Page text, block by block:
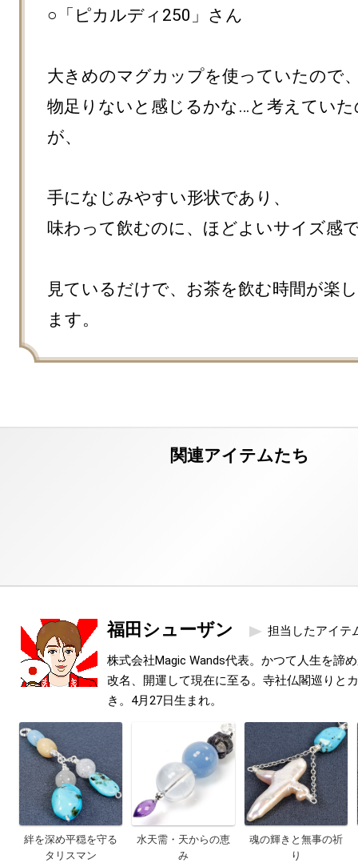
○「ピカルディ250」さん
大きめのマグカップを使っていたので
物足りないと感じるかな…と考えてい
が、
手になじみやすい形状であり、
味わって飲むのに、ほどよいサイズ感
見ているだけで、お茶を飲む時間が楽
ます。
福田シューザン 担当したアイテ
株式会社Magic Wands代表。かつて人生を諦
改名、開運して現在に至る。寺社仏閣巡りと
き。4月27日生まれ。
絆を深め平穏を守る
タリスマン
水天需・天からの恵
み
魂の輝きと無事の祈
り